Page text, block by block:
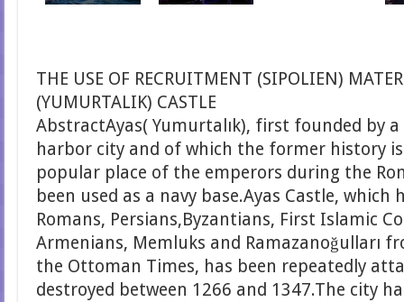
THE USE OF RECRUITMENT (SIPOLIEN)
(YUMURTALIK) CASTLE
AbstractAyas( Yumurtalık), first founded by
harbor city and of which the former history
popular place of the emperors during the
been used as a navy base.Ayas Castle,
Romans, Persians,Byzantians, First Islamic
Armenians, Memluks and Ramazanoğulları
the Ottoman Times, has been repeatedly
destroyed between 1266 and 1347.The city